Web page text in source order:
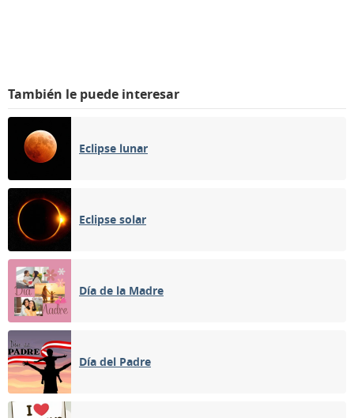
También le puede interesar
Eclipse lunar
Eclipse solar
Día de la Madre
Día del Padre